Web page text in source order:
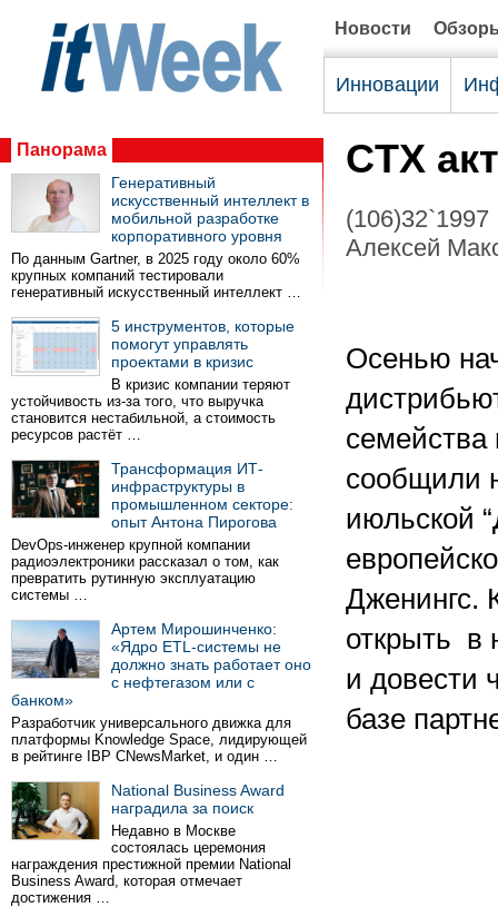
Новости
Инновации
Панорама
Генеративный
искусственный интеллект в
мобильной разработке
корпоративного уровня
По данным Gartner, в 2025 году около 60%
крупных компаний тестировали
генеративный искусственный интеллект …
5 инструментов, которые
помогут управлять
проектами в кризис
В кризис компании теряют
устойчивость из-за того, что выручка
становится нестабильной, а стоимость
ресурсов растёт …
Трансформация ИТ-
инфраструктуры в
промышленном секторе:
опыт Антона Пирогова
DevOps-инженер крупной компании
радиоэлектроники рассказал о том, как
превратить рутинную эксплуатацию
системы …
Артем Мирошинченко:
«Ядро ETL-системы не
должно знать работает оно
с нефтегазом или с
банком»
Разработчик универсального движка для
платформы Knowledge Space, лидирующей
в рейтинге IBP CNewsMarket, и один …
National Business Award
наградила за поиск
Недавно в Москве
состоялась церемония
награждения престижной премии National
Business Award, которая отмечает
достижения …
CTX
(106)32`1997
Алексей
Осенью
сообщили
июльской
Дженингс.
открыть в
и довести
базе